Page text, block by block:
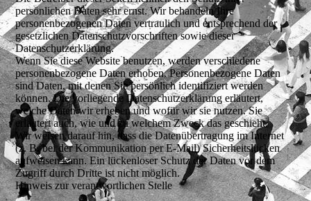
persönlichen Daten sehr ernst. Wir behandeln Ihre
personenbezogenen Daten vertraulich und entsprechend der
gesetzlichen Datenschutzvorschriften sowie dieser
Datenschutzerklärung.
Wenn Sie diese Website benutzen, werden verschiedene
personenbezogene Daten erhoben. Personenbezogene Daten
sind Daten, mit denen Sie persönlich identifiziert werden
können. Die vorliegende Datenschutzerklärung erläutert,
welche Daten wir erheben und wofür wir sie nutzen. Sie
erläutert auch, wie und zu welchem Zweck das geschieht.
Wir weisen darauf hin, dass die Datenübertragung im Internet
(z. B. bei der Kommunikation per E-Mail) Sicherheitslücken
aufweisen kann. Ein lückenloser Schutz der Daten vor dem
Zugriff durch Dritte ist nicht möglich.
Hinweis zur verantwortlichen Stelle